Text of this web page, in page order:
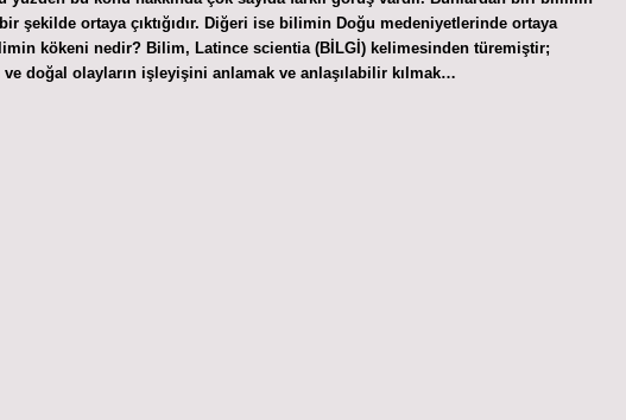
şekilde ortaya çıktığıdır. Diğeri ise bilimin Doğu medeniyetlerinde ortaya
kökeni nedir? Bilim, Latince scientia (BİLGİ) kelimesinden türemiştir;
doğal olayların işleyişini anlamak ve anlaşılabilir kılmak…